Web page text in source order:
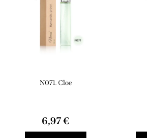
Abecedne
N071. Cloe
6,97 €